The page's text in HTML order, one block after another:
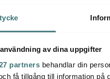
av dina uppgifter
partners behandlar din
få tillgång till information på